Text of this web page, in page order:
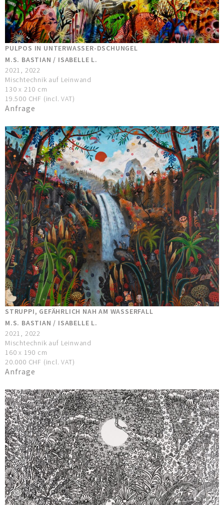
PULPOS IN UNTERWASSER-DSCHUNGEL
M.S. BASTIAN / ISABELLE L.
2021, 2022
Mischtechnik auf Leinwand
130 x 210 cm
19.500 CHF (incl. VAT)
Anfrage
STRUPPI, GEFÄHRLICH NAH AM WASSERFALL
M.S. BASTIAN / ISABELLE L.
2021, 2022
Mischtechnik auf Leinwand
160 x 190 cm
20.000 CHF (incl. VAT)
Anfrage